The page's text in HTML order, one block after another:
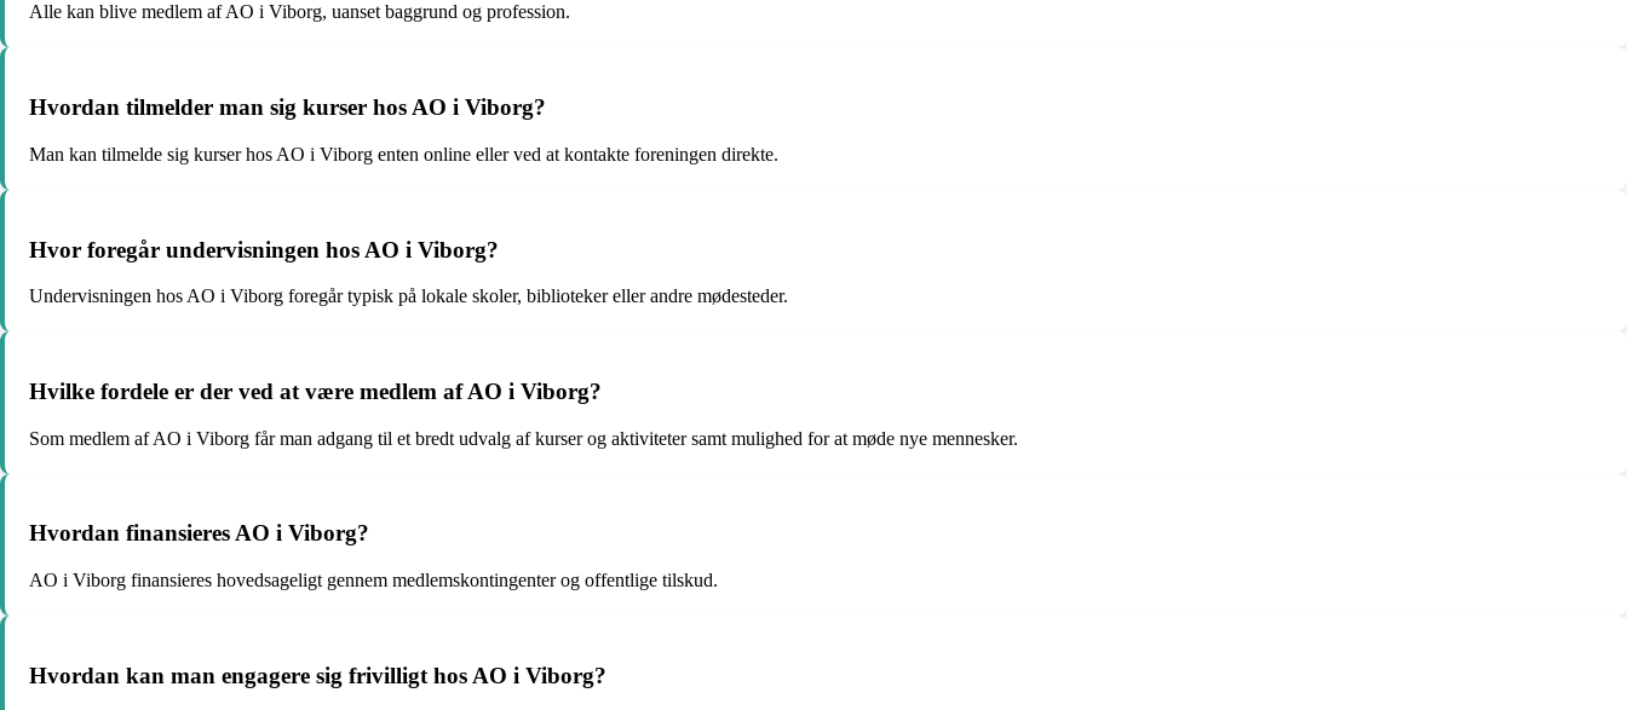
Alle kan blive medlem af AO i Viborg, uanset baggrund og profession.
Hvordan tilmelder man sig kurser hos AO i Viborg?
Man kan tilmelde sig kurser hos AO i Viborg enten online eller ved at kontakte foreningen direkte.
Hvor foregår undervisningen hos AO i Viborg?
Undervisningen hos AO i Viborg foregår typisk på lokale skoler, biblioteker eller andre mødesteder.
Hvilke fordele er der ved at være medlem af AO i Viborg?
Som medlem af AO i Viborg får man adgang til et bredt udvalg af kurser og aktiviteter samt mulighed for at møde nye mennesker.
Hvordan finansieres AO i Viborg?
AO i Viborg finansieres hovedsageligt gennem medlemskontingenter og offentlige tilskud.
Hvordan kan man engagere sig frivilligt hos AO i Viborg?